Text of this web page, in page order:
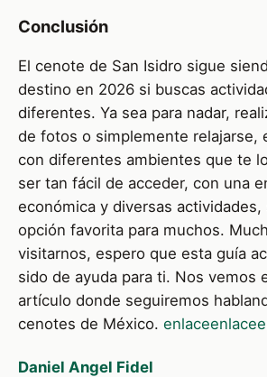
Conclusión
El cenote de San Isidro sigue
destino en 2026 si buscas
diferentes. Ya sea para nadar,
de fotos o simplemente relajarse,
con diferentes ambientes que te
ser tan fácil de acceder, con una
económica y diversas
opción favorita para muchos.
visitarnos, espero que esta guía
sido de ayuda para ti. Nos vemos
artículo donde seguiremos
cenotes de México. enlaceenlace
Daniel Angel Fidel